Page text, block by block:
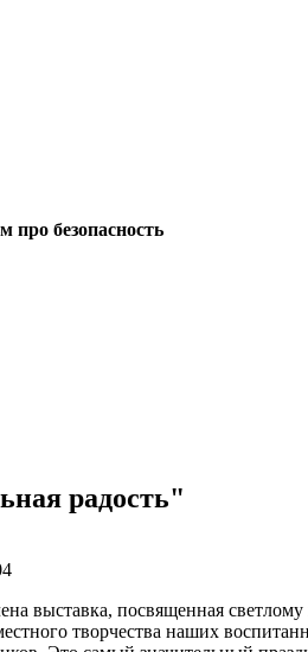
про безопасность
радость"
выставка, посвященная
творчества наших